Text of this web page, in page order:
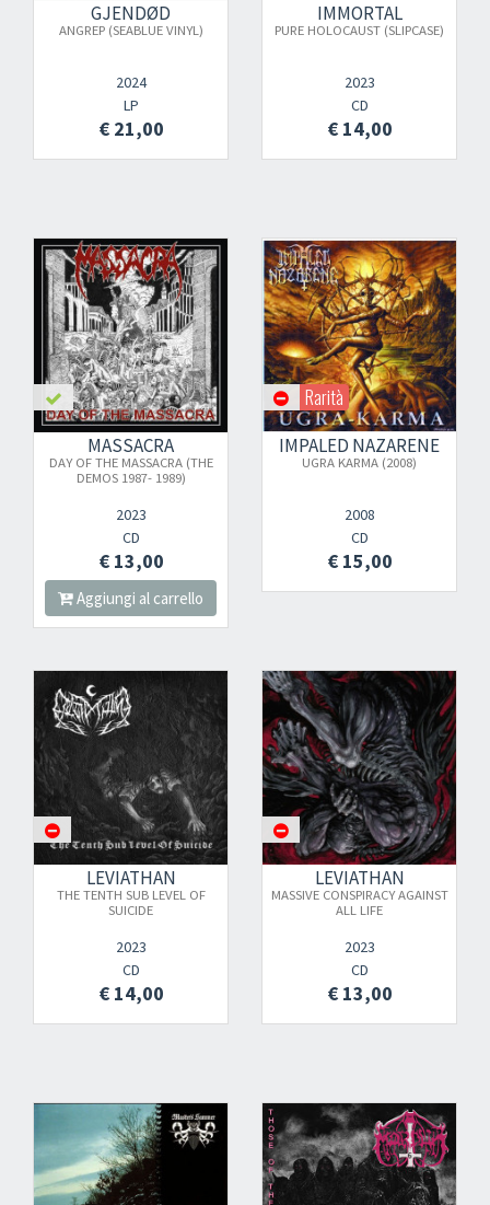
GJENDØD
ANGREP (SEABLUE VINYL)
2024
LP
€ 21,00
IMMORTAL
PURE HOLOCAUST (SLIPCASE)
2023
CD
€ 14,00
MASSACRA
DAY OF THE MASSACRA (THE
DEMOS 1987- 1989)
2023
CD
€ 13,00
Aggiungi al carrello
Rarità
IMPALED NAZARENE
UGRA KARMA (2008)
2008
CD
€ 15,00
LEVIATHAN
THE TENTH SUB LEVEL OF
SUICIDE
2023
CD
€ 14,00
LEVIATHAN
MASSIVE CONSPIRACY AGAINST
ALL LIFE
2023
CD
€ 13,00